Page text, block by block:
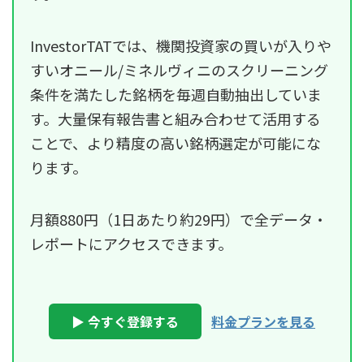
InvestorTATでは、機関投資家の買いが入りや
すいオニール/ミネルヴィニのスクリーニング
条件を満たした銘柄を毎週自動抽出していま
す。大量保有報告書と組み合わせて活用する
ことで、より精度の高い銘柄選定が可能にな
ります。
月額880円（1日あたり約29円）で全データ・
レポートにアクセスできます。
▶ 今すぐ登録する 料金プランを見る